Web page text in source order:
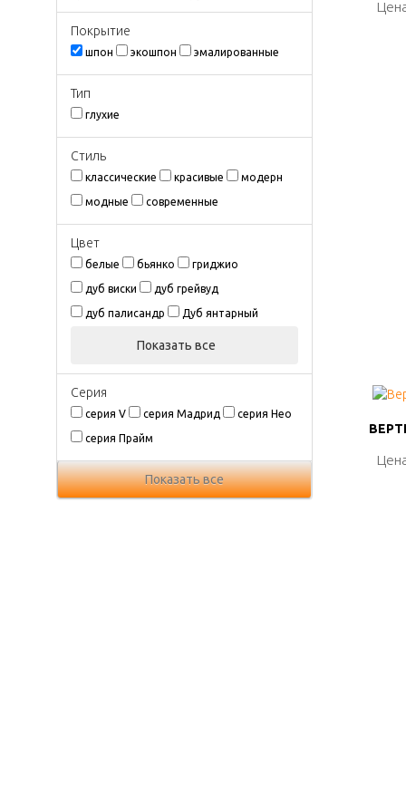
Покрытиe
шпон экошпон эмалированные
Тип
глухие
Стиль
классические красивые модерн
модные современные
Цвeт
белые бьянко гриджио
дуб виски дуб грейвуд
дуб палисандр Дуб янтарный
Показать все
Серия
серия V серия Мадрид серия Нео
серия Прайм
Показать все